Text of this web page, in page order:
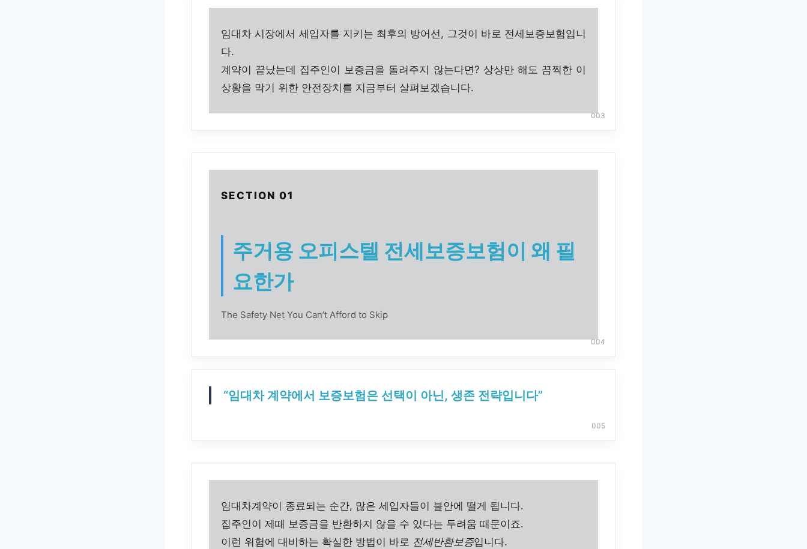
임대차 시장에서 세입자를 지키는 최후의 방어선, 그것이 바로 전세보증보험입니
다.
계약이 끝났는데 집주인이 보증금을 돌려주지 않는다면? 상상만 해도 끔찍한 이
상황을 막기 위한 안전장치를 지금부터 살펴보겠습니다.
003
SECTION 01
주거용 오피스텔 전세보증보험이 왜 필
요한가
The Safety Net You Can’t Afford to Skip
004
“임대차 계약에서 보증보험은 선택이 아닌, 생존 전략입니다”
005
임대차계약이 종료되는 순간, 많은 세입자들이 불안에 떨게 됩니다.
집주인이 제때 보증금을 반환하지 않을 수 있다는 두려움 때문이죠.
이런 위험에 대비하는 확실한 방법이 바로 전세반환보증입니다.